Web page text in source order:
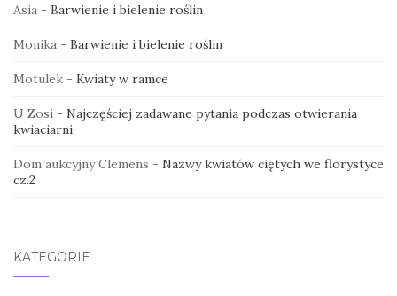
Asia - Barwienie i bielenie roślin
Monika - Barwienie i bielenie roślin
Motulek - Kwiaty w ramce
U Zosi - Najczęściej zadawane pytania podczas otwierania
kwiaciarni
Dom aukcyjny Clemens - Nazwy kwiatów ciętych we florystyce
cz.2
KATEGORIE